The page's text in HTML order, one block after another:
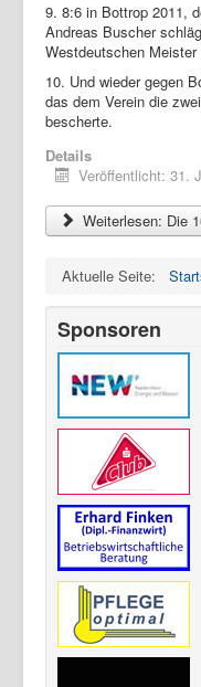
9. 8:6 in Bottrop 2011,
Andreas Buscher
Westdeutschen Meister
10. Und wieder gegen
das dem Verein die
bescherte.
Details
Veröffentlicht: 31.
Weiterlesen: Die
Aktuelle Seite:
Sponsoren